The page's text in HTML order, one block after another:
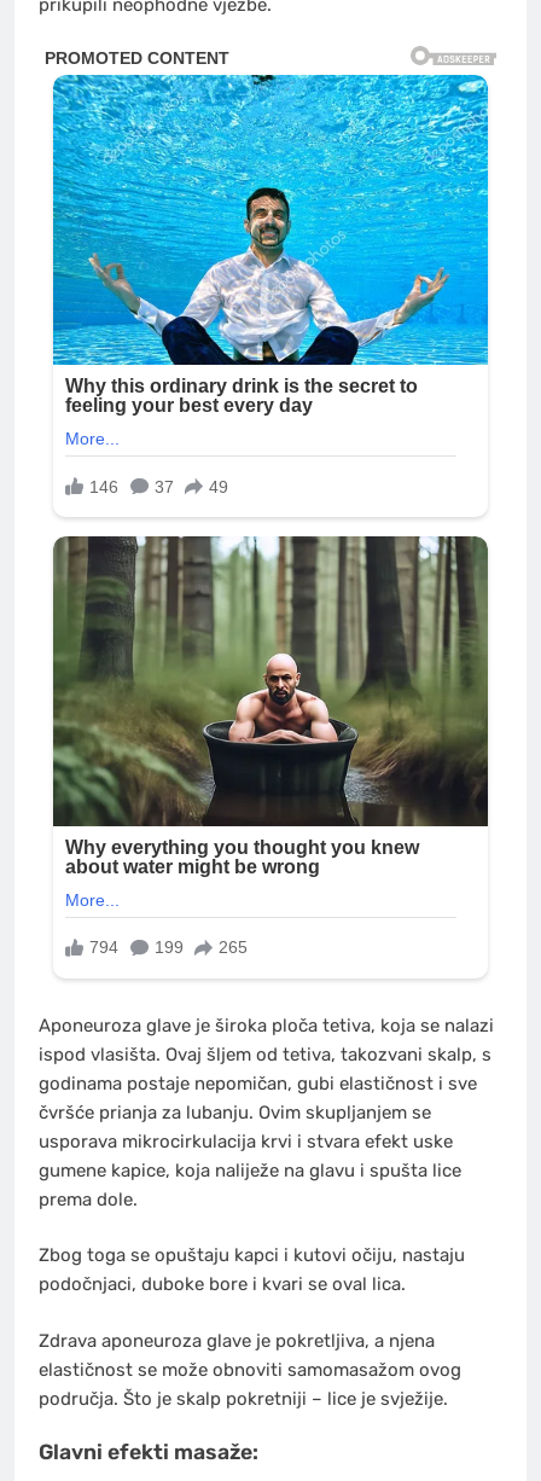
Aponeuroza glave je široka ploča tetiva, koja se nalazi
ispod vlasišta. Ovaj šljem od tetiva, takozvani skalp, s
godinama postaje nepomičan, gubi elastičnost i sve
čvršće prianja za lubanju. Ovim skupljanjem se
usporava mikrocirkulacija krvi i stvara efekt uske
gumene kapice, koja naliježe na glavu i spušta lice
prema dole.
Zbog toga se opuštaju kapci i kutovi očiju, nastaju
podočnjaci, duboke bore i kvari se oval lica.
Zdrava aponeuroza glave je pokretljiva, a njena
elastičnost se može obnoviti samomasažom ovog
područja. Što je skalp pokretniji – lice je svježije.
Glavni efekti masaže: